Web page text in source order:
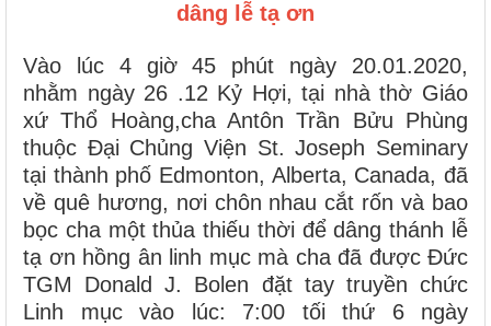
dâng lễ tạ ơn
Vào lúc 4 giờ 45 phút ngày 20.01.2020,
nhằm ngày 26 .12 Kỷ Hợi, tại nhà thờ Giáo
xứ Thổ Hoàng,cha Antôn Trần Bửu Phùng
thuộc Đại Chủng Viện St. Joseph Seminary
tại thành phố Edmonton, Alberta, Canada, đã
về quê hương, nơi chôn nhau cắt rốn và bao
bọc cha một thủa thiếu thời để dâng thánh lễ
tạ ơn hồng ân linh mục mà cha đã được Đức
TGM Donald J. Bolen đặt tay truyền chức
Linh mục vào lúc: 7:00 tối thứ 6 ngày